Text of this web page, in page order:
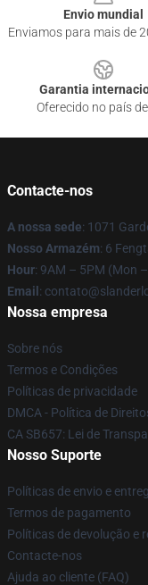
Envio mundial
Enviamos para mais de
Garantia
Oferecido no país
Contacte-nos
A nossa sede: 1071
Nosso Armazém: 6
Hour: 9AM – 5PM (Mon
Email :
Nossa empresa
Sobre nós
Termos e Condições
Políticas de privacidade
DMCA - Política de
CA SB657: Lei de
Nosso Suporte
Políticas de envio e
Termos de pagamento
Políticas de devolução e
Contacte-nos
Ajuda ao cliente (FAQ)